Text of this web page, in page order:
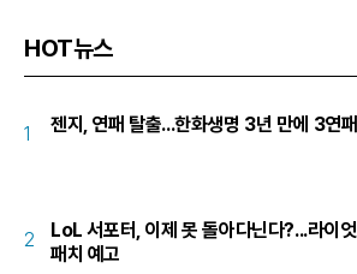
HOT뉴스
1 젠지, 연패 탈출...한화생명 3년 만에 3연패
2
LoL 서포터, 이제 못 돌아다닌다?...라이엇
패치 예고